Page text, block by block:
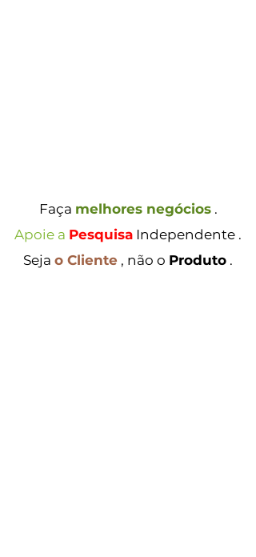
Faça melhores negócios .
Apoie a Pesquisa Independente .
Seja o Cliente , não o Produto .